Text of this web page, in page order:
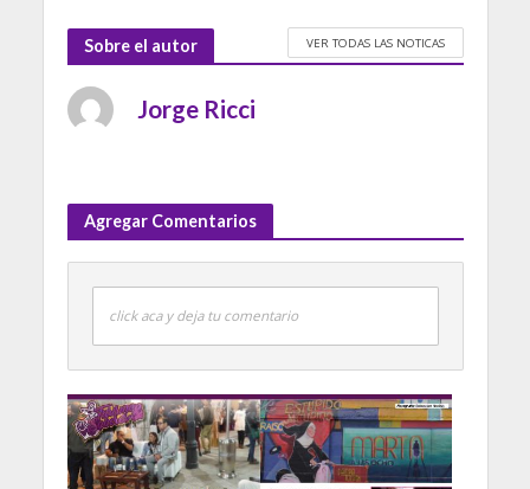
Sobre el autor VER TODAS LAS NOTICAS
Jorge Ricci
Agregar Comentarios
click aca y deja tu comentario